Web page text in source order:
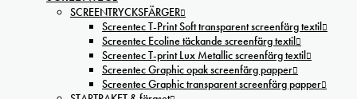
SCREENTRYCKSFÄRGER
Screentec T-Print Soft transparent screenfärg textil
Screentec Ecoline täckande screenfärg textil
Screentec T-print Lux Metallic screenfärg textil
Screentec Graphic opak screenfärg papper
Screentec Graphic transparent screenfärg papper